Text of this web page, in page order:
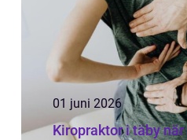
01 juni 2026
Kiropraktor i täby när ryggen säger